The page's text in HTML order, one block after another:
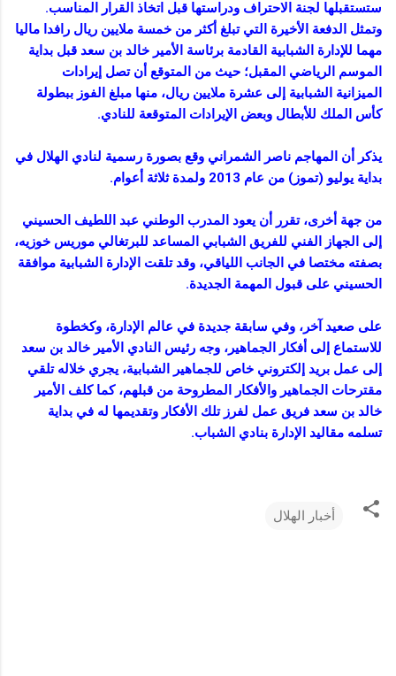
ستستقبلها لجنة الاحتراف ودراستها قبل اتخاذ القرار المناسب.
وتمثل الدفعة الأخيرة التي تبلغ أكثر من خمسة ملايين ريال رافدا ماليا
مهما للإدارة الشبابية القادمة برئاسة الأمير خالد بن سعد قبل بداية
الموسم الرياضي المقبل؛ حيث من المتوقع أن تصل إيرادات
الميزانية الشبابية إلى عشرة ملايين ريال، منها مبلغ الفوز ببطولة
كأس الملك للأبطال وبعض الإيرادات المتوقعة للنادي.
يذكر أن المهاجم ناصر الشمراني وقع بصورة رسمية لنادي الهلال في
بداية يوليو (تموز) من عام 2013 ولمدة ثلاثة أعوام.
من جهة أخرى، تقرر أن يعود المدرب الوطني عبد اللطيف الحسيني
إلى الجهاز الفني للفريق الشبابي المساعد للبرتغالي موريس خوزيه،
بصفته مختصا في الجانب اللياقي، وقد تلقت الإدارة الشبابية موافقة
الحسيني على قبول المهمة الجديدة.
على صعيد آخر، وفي سابقة جديدة في عالم الإدارة، وكخطوة
للاستماع إلى أفكار الجماهير، وجه رئيس النادي الأمير خالد بن سعد
إلى عمل بريد إلكتروني خاص للجماهير الشبابية، يجري خلاله تلقي
مقترحات الجماهير والأفكار المطروحة من قبلهم، كما كلف الأمير
خالد بن سعد فريق عمل لفرز تلك الأفكار وتقديمها له في بداية
تسلمه مقاليد الإدارة بنادي الشباب.
أخبار الهلال